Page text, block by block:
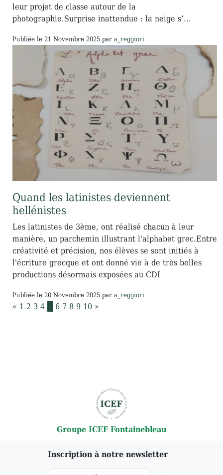
leur projet de classe autour de la
photographie.Surprise inattendue : la neige s’...
Publiée le 21 Novembre 2025 par a_reggiori
Quand les latinistes deviennent
hellénistes
Les latinistes de 3ème, ont réalisé chacun à leur
manière, un parchemin illustrant l'alphabet grec.Entre
créativité et précision, nos élèves se sont initiés à
l'écriture grecque et ont donné vie à de très belles
productions désormais exposées au CDI
Publiée le 20 Novembre 2025 par a_reggiori
« 1 2 3 4 6 7 8 9 10 »
Groupe ICEF Fontainebleau
Inscription à notre newsletter